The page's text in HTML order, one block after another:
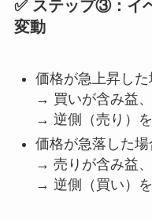
✅ ステップ③：イ
変動
価格が急上昇した
→ 買いが含み益
→ 逆側（売り）
価格が急落した場
→ 売りが含み益
→ 逆側（買い）